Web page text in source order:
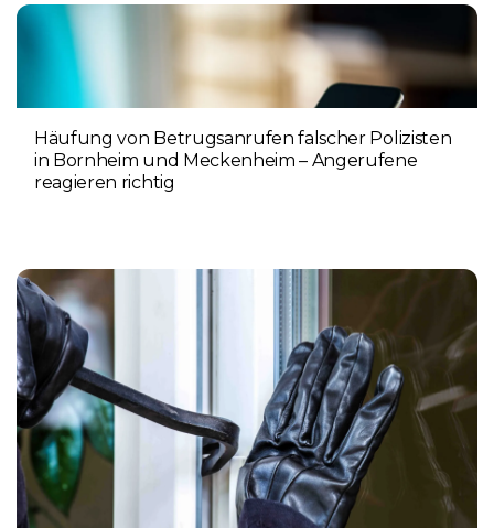
Häufung von Betrugsanrufen falscher Polizisten
in Bornheim und Meckenheim – Angerufene
reagieren richtig